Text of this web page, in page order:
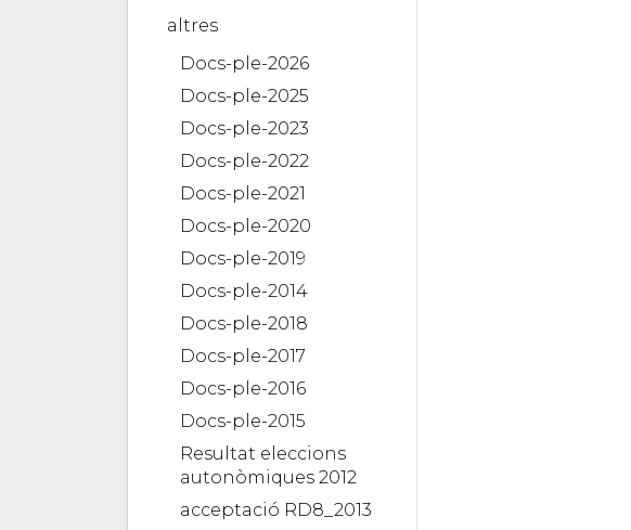
altres
Docs-ple-2026
Docs-ple-2025
Docs-ple-2023
Docs-ple-2022
Docs-ple-2021
Docs-ple-2020
Docs-ple-2019
Docs-ple-2014
Docs-ple-2018
Docs-ple-2017
Docs-ple-2016
Docs-ple-2015
Resultat eleccions
autonòmiques 2012
acceptació RD8_2013